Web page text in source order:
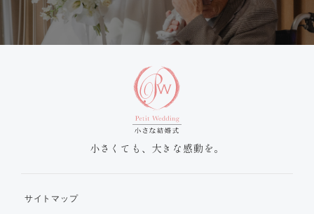
小さくても、大きな感動を。
サイトマップ